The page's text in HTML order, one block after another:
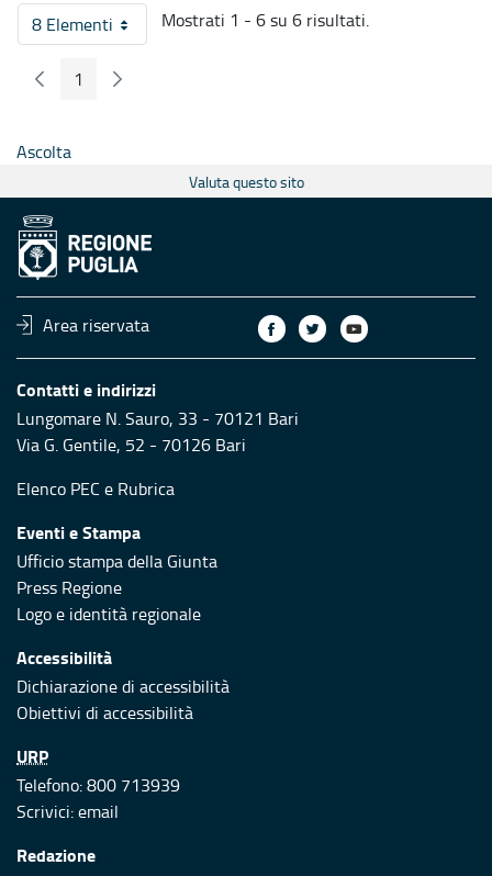
8 ElementiPer pagina
Mostrati 1 - 6 su 6 risultati.
Pagina Precedente
Pagina
1 Pagina Seguente
Ascolta
Valuta questo sito
Area riservata
Contatti e indirizzi
Lungomare N. Sauro, 33 - 70121 Bari
Via G. Gentile, 52 - 70126 Bari
Elenco PEC e Rubrica
Eventi e Stampa
Ufficio stampa della Giunta
Press Regione
Logo e identità regionale
Accessibilità
Dichiarazione di accessibilità
Obiettivi di accessibilità
URP
Telefono: 800 713939
Scrivici:email
Redazione